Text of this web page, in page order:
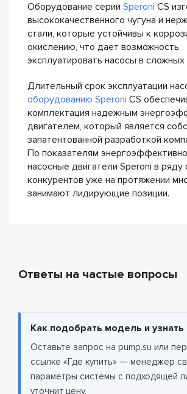
Оборудование серии Speroni CS
высококачественного чугуна и
стали, которые устойчивы к
окислению, что дает возможность
эксплуатировать насосы в сложных
Длительный срок эксплуатации
оборудованию Speroni CS
комплектация надежным
двигателем, который является
запатентованной разработкой
По показателям
насосные двигатели Speroni в
конкурентов уже на протяжении
занимают лидирующие позиции.
Ответы на частые вопросы
Как подобрать модель и узнать
Оставьте запрос на pump.su или
ссылке «Где купить» — менеджер
параметры системы с подходящей
уточнит цену.